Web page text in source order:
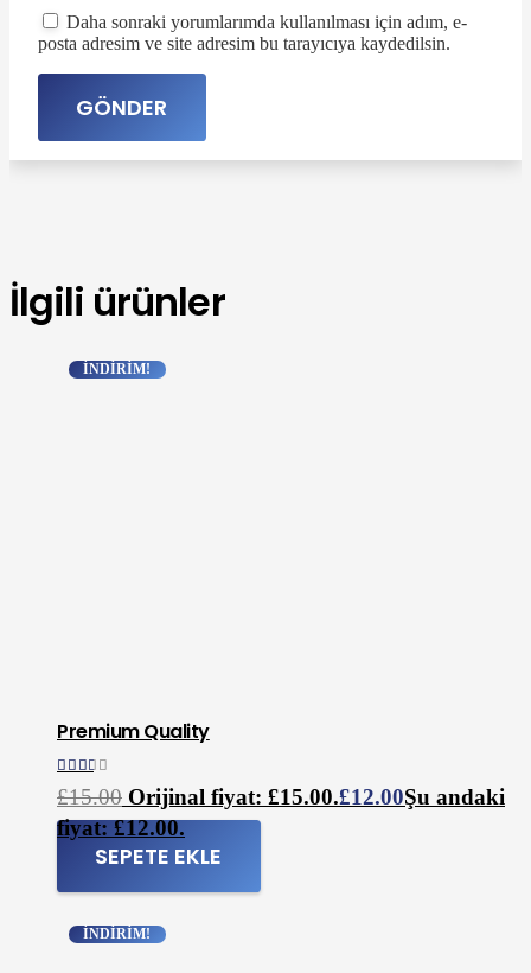
Daha sonraki yorumlarımda kullanılması için adım, e-
posta adresim ve site adresim bu tarayıcıya kaydedilsin.
İlgili ürünler
İNDIRIM!
Premium Quality
5 üzerinden2.00 oy aldı
£15.00 Orijinal fiyat: £15.00.£12.00Şu andaki
fiyat: £12.00.
SEPETE EKLE
İNDIRIM!